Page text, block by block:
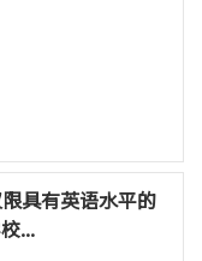
具有英语水平的
...